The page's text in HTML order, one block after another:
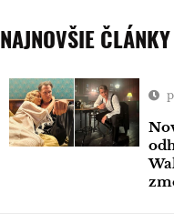
NAJNOVŠIE ČLÁNKY